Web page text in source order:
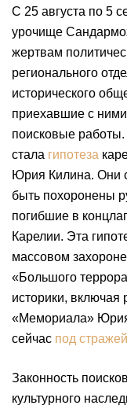
С 25 августа по 5
урочище
жертвам
регионального
исторического
приехавшие с
поисковые
стала гипотеза
Юрия Килина. Они
быть похоронены
погибшие в
Карелии. Эта
массовом
«Большого
историки, включая
«Мемориала»
сейчас под стражей
Законность
культурного